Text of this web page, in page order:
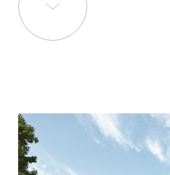
progresszív
viszont arra
közelítettünk: a
megmaradhat az
kastélypark
gazdasági épületek